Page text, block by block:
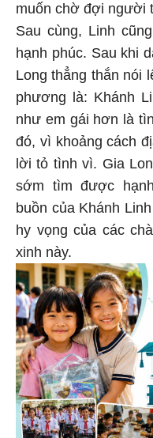
muốn chờ đợi người
Sau cùng, Linh
hạnh phúc. Sau khi
Long thẳng thắn nói
phương là: Khánh
như em gái hơn là
đó, vì khoảng cách
lời tỏ tình vì. Gia
sớm tìm được
buồn của Khánh
hy vọng của các
xinh này.